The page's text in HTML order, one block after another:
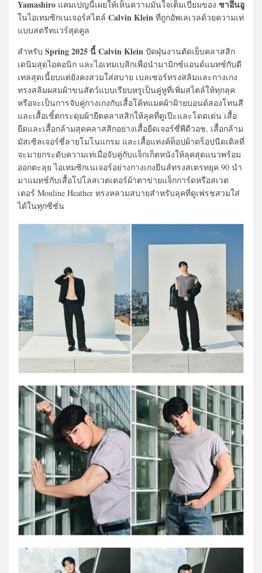
Yamashiro แคมเปญนี้เผยให้เห็นความมั่นใจเต็มเปี่ยมของ ชาอึนอู
ในไอเทมซิกเนเจอร์สไตล์ Calvin Klein ที่ถูกอัพเลเวลด้วยความเท่
แบบสตรีทแวร์สุดคูล
สำหรับ Spring 2025 นี้ Calvin Klein ปัดฝุ่นงานตัดเย็บคลาสสิก
เดนิมสุดไอคอนิก และไอเทมเบสิกเพื่อนำมามิกซ์แอนด์แมทช์กับดี
เทลสุดเนี้ยบแต่ยังคงสวมใส่สบาย เบลเซอร์ทรงสลิมและกางเกง
ทรงสลิมผสมผ้าขนสัตว์แบบเรียบหรูเป็นคู่หูที่เพิ่มสไตล์ให้ทุกลุค
หรือจะเป็นการจับคู่กางเกงกับเสื้อโค้ทแมคผ้าฝ้ายบอนด์สองโทนสี
และเสื้อเชิ้ตกระดุมผ้ายืดคลาสสิกให้ลุคที่ดูเป๊ะและโดดเด่น เสื้อ
ยืดและเสื้อกล้ามสุดคลาสสิกอย่างเสื้อยืดเจอร์ซี่พีดีวอช, เสื้อกล้าม
มัสเซิลเจอร์ซี่ลายโมโนแกรม และเสื้อแทงค์ท็อปผ้าดร็อปนีดเดิลที่
จะมายกระดับความเท่เมื่อจับคู่กับแจ็กเก็ตหนังให้ลุคสุดแนวพร้อม
ออกตะลุย ไอเทมซิกเนเจอร์อย่างกางเกงยีนส์ทรงสเตรทยุค 90 นำ
มาแมทช์กับเสื้อโปโลสเวตเตอร์ผ้าตาข่ายแจ็กการ์ดหรือสเวต
เตอร์ Mouline Heather ทรงหลวมสบายสำหรับลุคที่ดูเฟรชสวมใส่
ได้ในทุกซีซั่น